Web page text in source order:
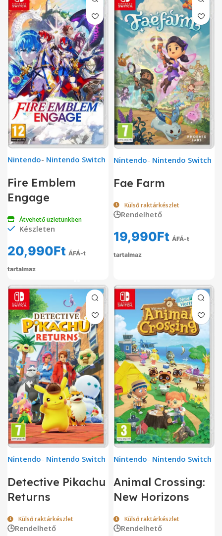
Nintendo- Nintendo Switch
Fire Emblem
Engage
Átvehető üzletünkben
Készleten
20,990Ft ÁFÁ-t
tartalmaz
Nintendo- Nintendo Switch
Fae Farm
Külső raktárkészlet
🕒Rendelhető
19,990Ft ÁFÁ-t
tartalmaz
Nintendo- Nintendo Switch
Detective Pikachu
Returns
Külső raktárkészlet
🕒Rendelhető
Nintendo- Nintendo Switch
Animal Crossing:
New Horizons
Külső raktárkészlet
🕒Rendelhető